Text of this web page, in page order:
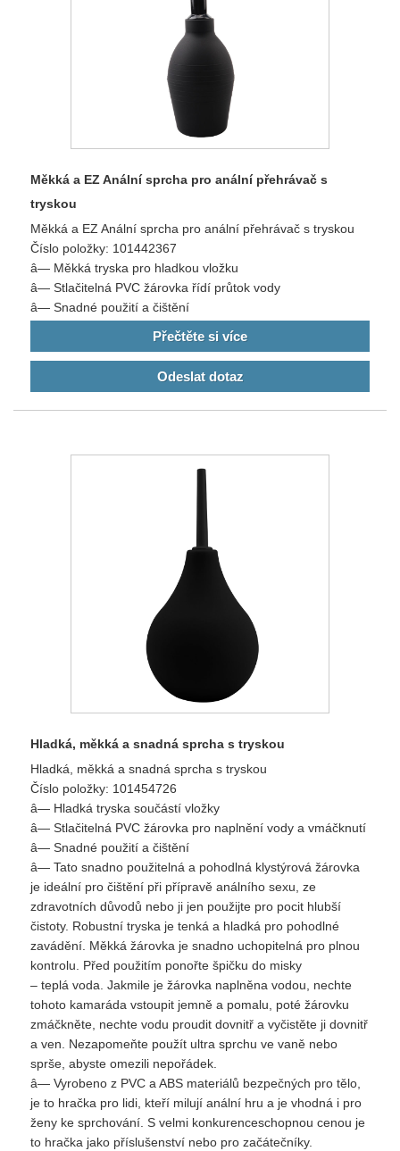
Měkká a EZ Anální sprcha pro anální přehrávač s
tryskou
Měkká a EZ Anální sprcha pro anální přehrávač s tryskou
Číslo položky: 101442367
â— Měkká tryska pro hladkou vložku
â— Stlačitelná PVC žárovka řídí průtok vody
â— Snadné použití a čištění
Přečtěte si více
Odeslat dotaz
Hladká, měkká a snadná sprcha s tryskou
Hladká, měkká a snadná sprcha s tryskou
Číslo položky: 101454726
â— Hladká tryska součástí vložky
â— Stlačitelná PVC žárovka pro naplnění vody a vmáčknutí
â— Snadné použití a čištění
â— Tato snadno použitelná a pohodlná klystýrová žárovka
je ideální pro čištění při přípravě análního sexu, ze
zdravotních důvodů nebo ji jen použijte pro pocit hlubší
čistoty. Robustní tryska je tenká a hladká pro pohodlné
zavádění. Měkká žárovka je snadno uchopitelná pro plnou
kontrolu. Před použitím ponořte špičku do misky
– teplá voda. Jakmile je žárovka naplněna vodou, nechte
tohoto kamaráda vstoupit jemně a pomalu, poté žárovku
zmáčkněte, nechte vodu proudit dovnitř a vyčistěte ji dovnitř
a ven. Nezapomeňte použít ultra sprchu ve vaně nebo
sprše, abyste omezili nepořádek.
â— Vyrobeno z PVC a ABS materiálů bezpečných pro tělo,
je to hračka pro lidi, kteří milují anální hru a je vhodná i pro
ženy ke sprchování. S velmi konkurenceschopnou cenou je
to hračka jako příslušenství nebo pro začátečníky.